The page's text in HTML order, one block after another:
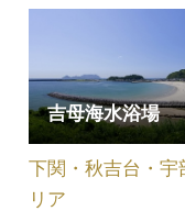
りを楽しみ、夏はひ
節ごとに旬の野菜や
しめます。真っ青な
ィラや黄色に輝くひ
が大地いっぱいに広
景は、まさに「花の
苗売り場で…
吉母海水浴場
下関・秋吉台・宇
リア